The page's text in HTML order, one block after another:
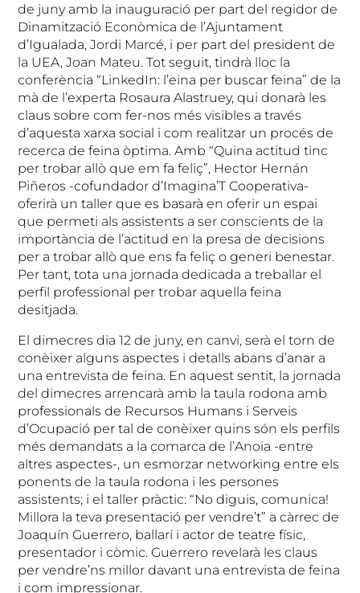
de juny amb la inauguració per part del regidor de
Dinamització Econòmica de l’Ajuntament
d’Igualada, Jordi Marcé, i per part del president de
la UEA, Joan Mateu. Tot seguit, tindrà lloc la
conferència “LinkedIn: l’eina per buscar feina” de la
mà de l’experta Rosaura Alastruey, qui donarà les
claus sobre com fer-nos més visibles a través
d’aquesta xarxa social i com realitzar un procés de
recerca de feina òptima. Amb “Quina actitud tinc
per trobar allò que em fa feliç”, Hector Hernán
Piñeros -cofundador d’Imagina’T Cooperativa-
oferirà un taller que es basarà en oferir un espai
que permeti als assistents a ser conscients de la
importància de l’actitud en la presa de decisions
per a trobar allò que ens fa feliç o generi benestar.
Per tant, tota una jornada dedicada a treballar el
perfil professional per trobar aquella feina
desitjada.
El dimecres dia 12 de juny, en canvi, serà el torn de
conèixer alguns aspectes i detalls abans d’anar a
una entrevista de feina. En aquest sentit, la jornada
del dimecres arrencarà amb la taula rodona amb
professionals de Recursos Humans i Serveis
d’Ocupació per tal de conèixer quins són els perfils
més demandats a la comarca de l’Anoia -entre
altres aspectes-, un esmorzar networking entre els
ponents de la taula rodona i les persones
assistents; i el taller pràctic: “No diguis, comunica!
Millora la teva presentació per vendre’t” a càrrec de
Joaquín Guerrero, ballarí i actor de teatre físic,
presentador i còmic. Guerrero revelarà les claus
per vendre’ns millor davant una entrevista de feina
i com impressionar.